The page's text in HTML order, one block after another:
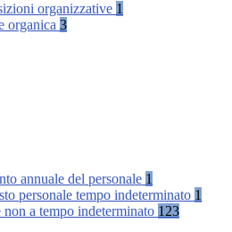
organizzative 1
organica 3
annuale del personale 1
personale tempo indeterminato 1
non a tempo indeterminato 123